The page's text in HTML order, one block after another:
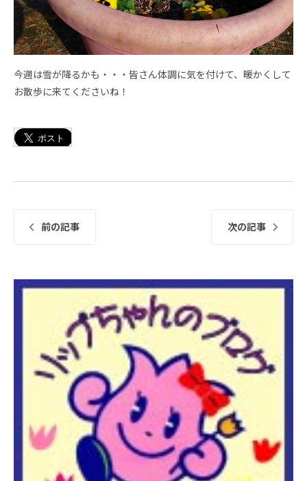
今週は雪が降るかも・・・皆さん体調に気を付けて、暖かくして
お散歩に来てくださいね！
前の記事 次の記事